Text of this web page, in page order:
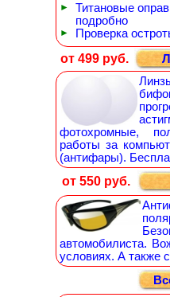
►
Титановые
подробно
► Проверка
от 499 руб.
фотохромные,
работы за
(антифары).
от 550 руб.
автомобилиста.
условиях. А также